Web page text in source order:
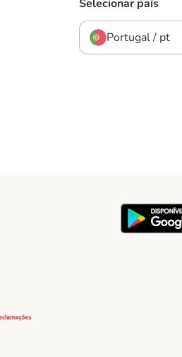
Selecionar país
Portugal / pt